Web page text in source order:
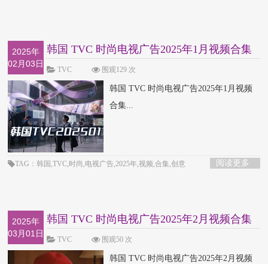
2025年
02月03日
韩国 TVC 时尚电视广告2025年1月视频合集
TVC 围观129 次
韩国 TVC 时尚电视广告2025年1月视频
合集...
阅读更多
TAG：韩国,TVC,时尚,电视广告,2025年,视频,合集,创意
2025年
03月01日
韩国 TVC 时尚电视广告2025年2月视频合集
TVC 围观50 次
韩国 TVC 时尚电视广告2025年2月视频